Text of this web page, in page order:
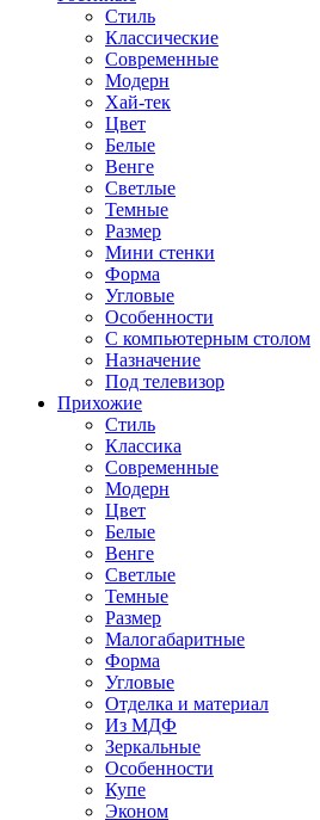
Стиль
Классические
Современные
Модерн
Хай-тек
Цвет
Белые
Венге
Светлые
Темные
Размер
Мини стенки
Форма
Угловые
Особенности
С компьютерным столом
Назначение
Под телевизор
Прихожие
Стиль
Классика
Современные
Модерн
Цвет
Белые
Венге
Светлые
Темные
Размер
Малогабаритные
Форма
Угловые
Отделка и материал
Из МДФ
Зеркальные
Особенности
Купе
Эконом